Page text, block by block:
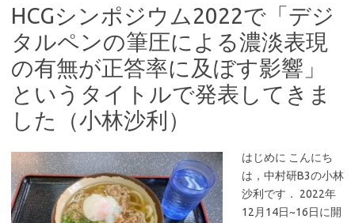
HCGシンポジウム2022で「デジ
タルペンの筆圧による濃淡表現
の有無が正答率に及ぼす影響」
というタイトルで発表してきま
した（小林沙利）
はじめに こんにち
は，中村研B3の小林
沙利です． 2022年
12月14日~16日に開